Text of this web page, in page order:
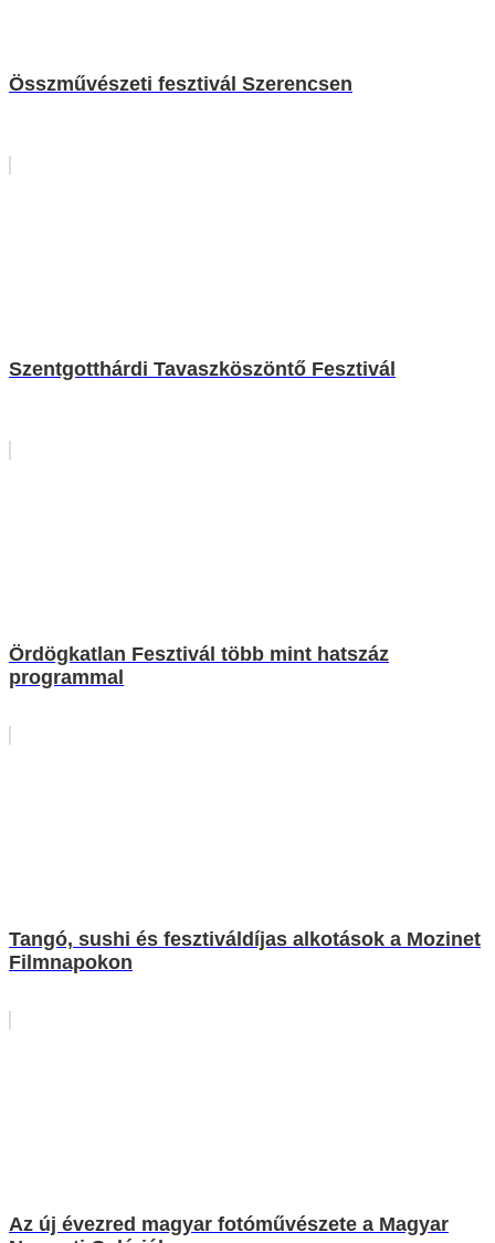
Összművészeti fesztivál Szerencsen
Szentgotthárdi Tavaszköszöntő Fesztivál
Ördögkatlan Fesztivál több mint hatszáz
programmal
Tangó, sushi és fesztiváldíjas alkotások a Mozinet
Filmnapokon
Az új évezred magyar fotóművészete a Magyar